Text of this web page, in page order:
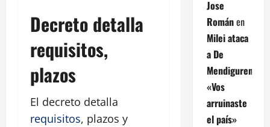
Decreto detalla
requisitos,
plazos
El decreto detalla
requisitos, plazos y
Jose
Románen
Milei ataca
a De
Mendiguren:
«Vos
arruinaste
el país»